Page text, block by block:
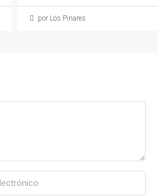
por Los Pinares